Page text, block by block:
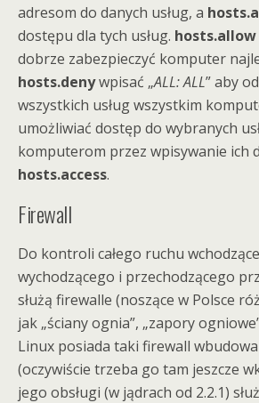
adresom do danych usług, a
dostępu dla tych usług. hosts.allow
dobrze zabezpieczyć komputer
hosts.denywpisać „ALL: ALL” aby
wszystkich usług wszystkim
umożliwiać dostęp do wybranych
komputerom przez wpisywanie ich
hosts.access.
Firewall
Do kontroli całego ruchu
wychodzącego i przechodzącego
służą firewalle (noszące w Polsce
jak „ściany ognia”, „zapory
Linux posiada taki firewall
(oczywiście trzeba go tam jeszcze
jego obsługi (w jądrach od 2.2.1)